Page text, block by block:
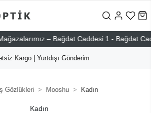
– Bağdat Caddesi 1 - Bağdat
Kargo | Yurtdışı Gönderim
Gözlükleri Mooshu Kadın
Kadın